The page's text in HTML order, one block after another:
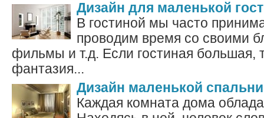
Дизайн для маленькой
В гостиной мы часто
проводим время со своими
фильмы и т.д. Если гостиная большая,
фантазия...
Дизайн маленькой спальни
Каждая комната дома